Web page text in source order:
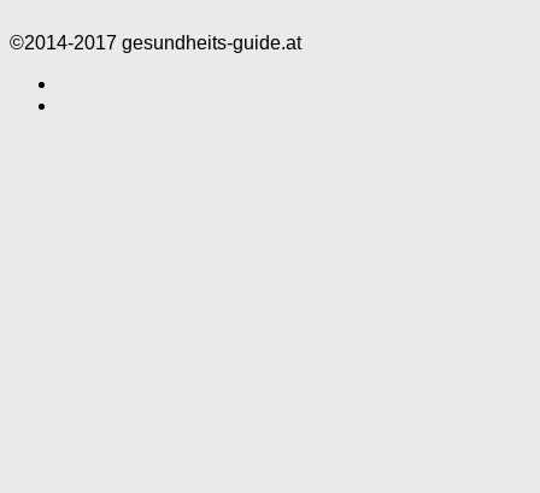
©2014-2017 gesundheits-guide.at